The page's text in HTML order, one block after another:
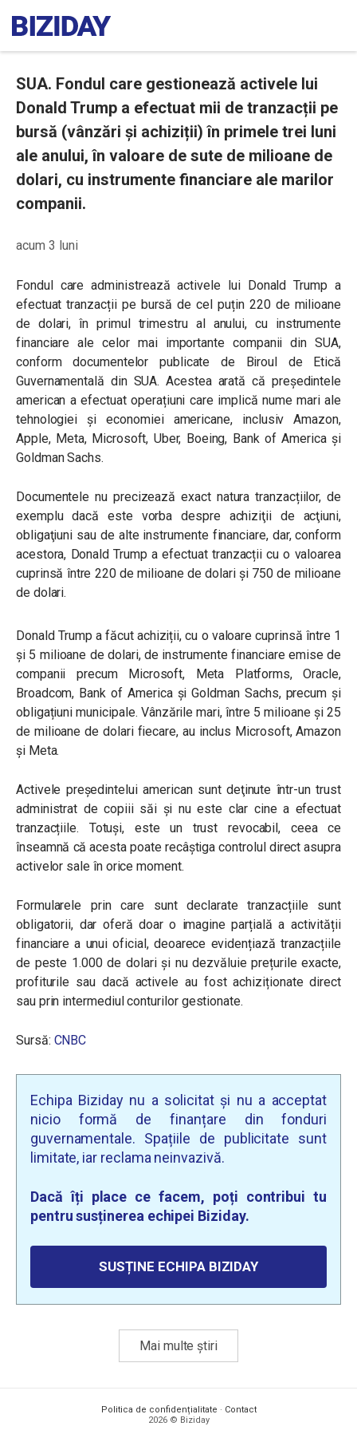
SUA. Fondul care gestionează activele lui
Donald Trump a efectuat mii de tranzacții pe
bursă (vânzări și achiziții) în primele trei luni
ale anului, în valoare de sute de milioane de
dolari, cu instrumente financiare ale marilor
companii.
acum 3 luni
Fondul care administrează activele lui Donald Trump a
efectuat tranzacții pe bursă de cel puțin 220 de milioane
de dolari, în primul trimestru al anului, cu instrumente
financiare ale celor mai importante companii din SUA,
conform documentelor publicate de Biroul de Etică
Guvernamentală din SUA. Acestea arată că președintele
american a efectuat operațiuni care implică nume mari ale
tehnologiei şi economiei americane, inclusiv Amazon,
Apple, Meta, Microsoft, Uber, Boeing, Bank of America și
Goldman Sachs.
Documentele nu precizează exact natura tranzacțiilor, de
exemplu dacă este vorba despre achiziţii de acţiuni,
obligaţiuni sau de alte instrumente financiare, dar, conform
acestora, Donald Trump a efectuat tranzacții cu o valoarea
cuprinsă între 220 de milioane de dolari și 750 de milioane
de dolari.
Donald Trump a făcut achiziții, cu o valoare cuprinsă între 1
și 5 milioane de dolari, de instrumente financiare emise de
companii precum Microsoft, Meta Platforms, Oracle,
Broadcom, Bank of America și Goldman Sachs, precum și
obligațiuni municipale. Vânzările mari, între 5 milioane și 25
de milioane de dolari fiecare, au inclus Microsoft, Amazon
și Meta.
Activele preşedintelui american sunt deţinute într-un trust
administrat de copiii săi și nu este clar cine a efectuat
tranzacțiile. Totuși, este un trust revocabil, ceea ce
înseamnă că acesta poate recâştiga controlul direct asupra
activelor sale în orice moment.
Formularele prin care sunt declarate tranzacțiile sunt
obligatorii, dar oferă doar o imagine parțială a activității
financiare a unui oficial, deoarece evidențiază tranzacțiile
de peste 1.000 de dolari și nu dezvăluie prețurile exacte,
profiturile sau dacă activele au fost achiziționate direct
sau prin intermediul conturilor gestionate.
Sursă: CNBC
Echipa Biziday nu a solicitat și nu a acceptat
nicio formă de finanțare din fonduri
guvernamentale. Spațiile de publicitate sunt
limitate, iar reclama neinvazivă.
Dacă îți place ce facem, poți contribui tu
pentru susținerea echipei Biziday.
SUSȚINE ECHIPA BIZIDAY
Mai multe știri
Politica de confidențialitate · Contact
2026 © Biziday